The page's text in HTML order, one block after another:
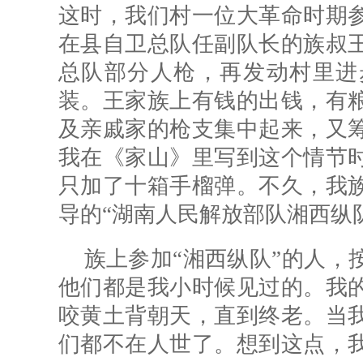
这时，我们村一位大革命时期
在县自卫总队任副队长的族叔
总队部分人枪，再发动村里
装。王家族上有钱的出钱，有
及亲戚家的枪支集中起来，又
我在《家山》里写到这个情节
只加了十箱手榴弹。不久，我
导的“湖南人民解放部队湘西
族上参加“湘西纵队”的人，
他们都是我小时候见过的。我
咬黄土背朝天，直到终老。当
们都不在人世了。想到这点，